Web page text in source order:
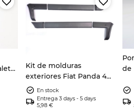
Kit de molduras
exteriores Fiat Panda 4x4
141, 141A 1986-2003
En stock
Entrega 3 days - 5 days
5,98 €
de